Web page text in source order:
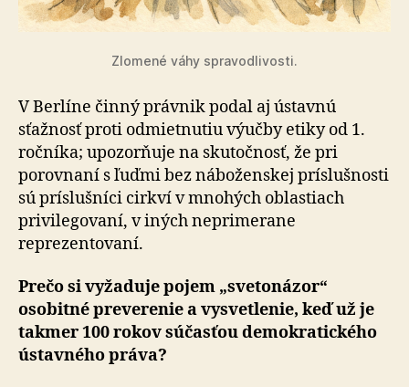
Zlomené váhy spravodlivosti.
V Berlíne činný právnik podal aj ústavnú
sťažnosť proti odmietnutiu výučby etiky od 1.
ročníka; upozorňuje na skutočnosť, že pri
porovnaní s ľuďmi bez náboženskej príslušnosti
sú príslušníci cirkví v mnohých oblastiach
privilegovaní, v iných neprimerane
reprezentovaní.
Prečo si vyžaduje pojem „svetonázor“
osobitné pre­ve­re­nie a vysvetlenie, keď už je
takmer 100 rokov sú­čas­ťou demokratického
ústavného práva?